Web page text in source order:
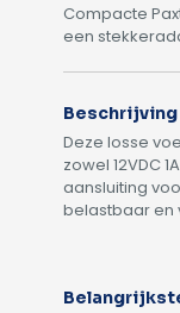
Compacte
een
Beschrijving
Deze losse
zowel 12VDC
aansluiting
belastbaar en